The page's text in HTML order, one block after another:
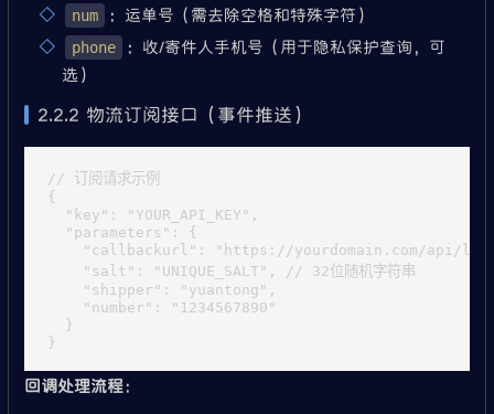
num ：运单号（需去除空格和特殊字符）
phone
：收/寄件人手机号（用于隐私保护查询，可
选）
2.2.2 物流订阅接口（事件推送）
// 订阅请求示例
{
  "key": "YOUR_API_KEY",
  "parameters": {
"callbackurl": "https://yourdomain.com/api/
    "salt": "UNIQUE_SALT", // 32位随机字符串
    "shipper": "yuantong",
    "number": "1234567890"
  }
回调处理流程：